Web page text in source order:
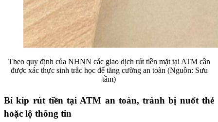
Theo quy định của NHNN các giao dịch rút tiền mặt tại ATM cần
được xác thực sinh trắc học để tăng cường an toàn (Nguồn: Sưu
tầm)
Bí kíp rút tiền tại ATM an toàn, tránh bị nuốt thẻ
hoặc lộ thông tin